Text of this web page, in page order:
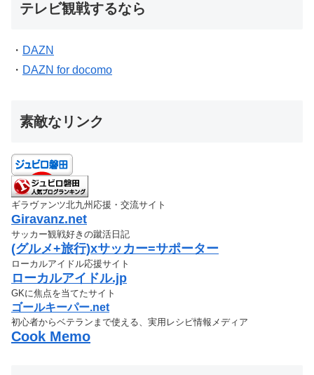
テレビ観戦するなら
・ DAZN
・ DAZN for docomo
素敵なリンク
ギラヴァンツ北九州応援・交流サイト
Giravanz.net
サッカー観戦好きの蹴活日記
(グルメ+旅行)xサッカー=サポーター
ローカルアイドル応援サイト
ローカルアイドル.jp
GKに焦点を当てたサイト
ゴールキーパー.net
初心者からベテランまで使える、実用レシピ情報メディア
Cook Memo